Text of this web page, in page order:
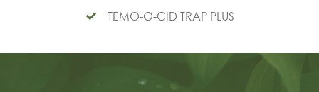
TEMO-O-CID TRAP PLUS